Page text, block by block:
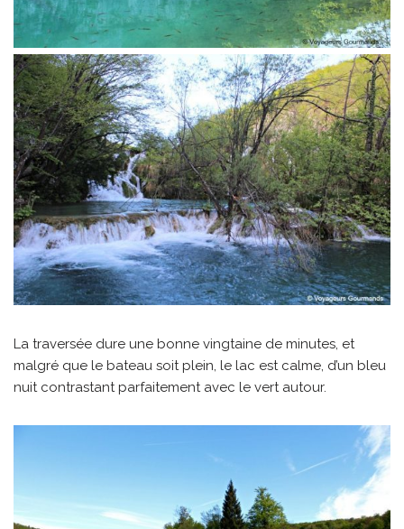
La traversée dure une bonne vingtaine de minutes, et
malgré que le bateau soit plein, le lac est calme, d’un bleu
nuit contrastant parfaitement avec le vert autour.